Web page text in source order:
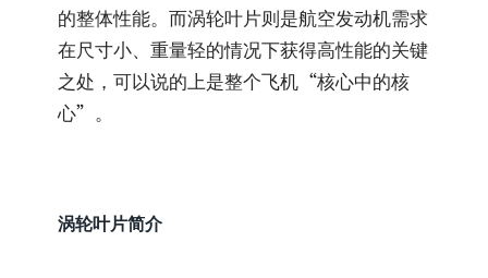
的整体性能。而涡轮叶片则是航空发动机需求
在尺寸小、重量轻的情况下获得高性能的关键
之处，可以说的上是整个飞机“核心中的核
心”。
涡轮叶片简介